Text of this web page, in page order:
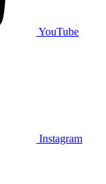
YouTube
Instagram